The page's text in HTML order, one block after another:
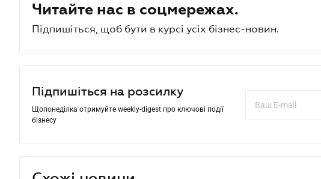
Читайте нас в соцмережах.
Підпишіться, щоб бути в курсі усіх бізнес-новин.
Підпишіться на розсилку
Щопонеділка отримуйте weekly-digest про ключові події
бізнесу